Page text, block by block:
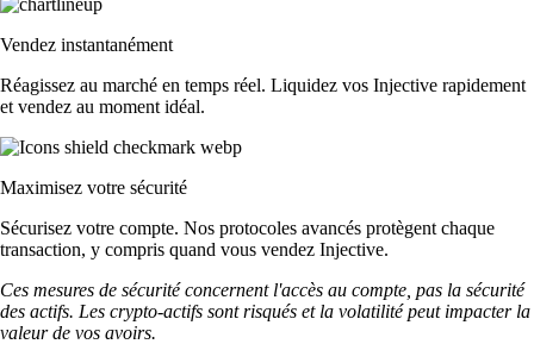
Vendez instantanément
Réagissez au marché en temps réel. Liquidez vos Injective rapidement
et vendez au moment idéal.
Maximisez votre sécurité
Sécurisez votre compte. Nos protocoles avancés protègent chaque
transaction, y compris quand vous vendez Injective.
Ces mesures de sécurité concernent l'accès au compte, pas la sécurité
des actifs. Les crypto-actifs sont risqués et la volatilité peut impacter la
valeur de vos avoirs.